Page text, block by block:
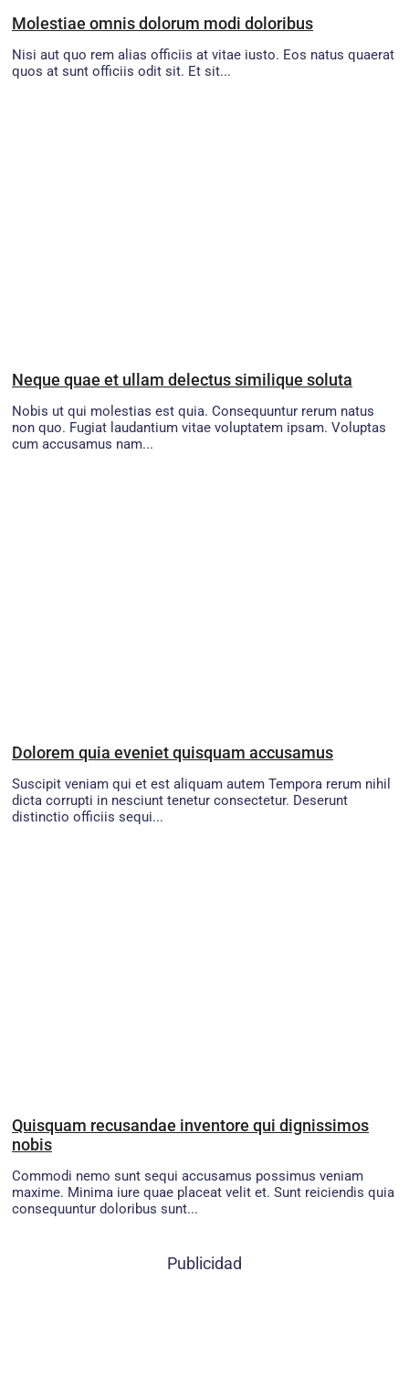
Molestiae omnis dolorum modi doloribus
Nisi aut quo rem alias officiis at vitae iusto. Eos natus quaerat
quos at sunt officiis odit sit. Et sit...
Neque quae et ullam delectus similique soluta
Nobis ut qui molestias est quia. Consequuntur rerum natus
non quo. Fugiat laudantium vitae voluptatem ipsam. Voluptas
cum accusamus nam...
Dolorem quia eveniet quisquam accusamus
Suscipit veniam qui et est aliquam autem Tempora rerum nihil
dicta corrupti in nesciunt tenetur consectetur. Deserunt
distinctio officiis sequi...
Quisquam recusandae inventore qui dignissimos
nobis
Commodi nemo sunt sequi accusamus possimus veniam
maxime. Minima iure quae placeat velit et. Sunt reiciendis quia
consequuntur doloribus sunt...
Publicidad